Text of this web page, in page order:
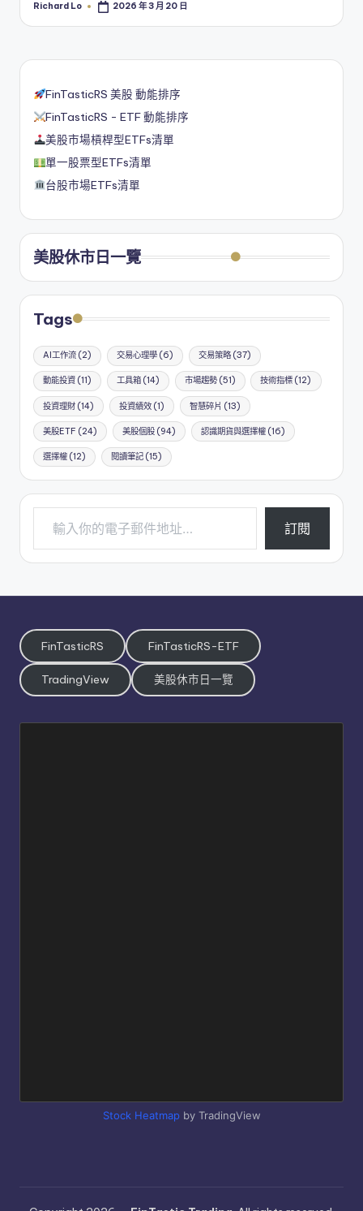
Posted
Richard Lo 2026 年 3 月 20 日
FinTasticRS 美股 動能排序
FinTasticRS - ETF 動能排序
美股市場槓桿型ETFs清單
單一股票型ETFs清單
台股市場ETFs清單
美股休市日一覽
Tags
AI工作流 (2) 交易心理學(6) 交易策略(37)
動能投資 (11) 工具箱(14) 市場趨勢(51) 技術指標 (12)
投資理財 (14) 投資績效(1) 智慧碎片 (13)
美股ETF (24) 美股個股(94) 認識期貨與選擇權(16)
選擇權 (12) 閱讀筆記(15)
輸入你的電子郵件地址…
訂閱
FinTasticRS FinTasticRS-ETF
TradingView 美股休市日一覽
Stock Heatmapby TradingView